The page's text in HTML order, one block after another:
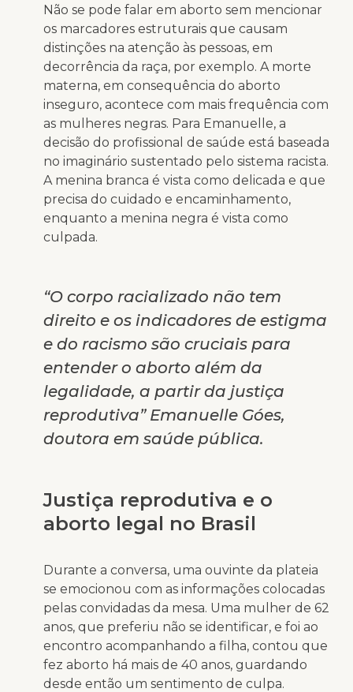
Não se pode falar em aborto sem mencionar
os marcadores estruturais que causam
distinções na atenção às pessoas, em
decorrência da raça, por exemplo. A morte
materna, em consequência do aborto
inseguro, acontece com mais frequência com
as mulheres negras. Para Emanuelle, a
decisão do profissional de saúde está baseada
no imaginário sustentado pelo sistema racista.
A menina branca é vista como delicada e que
precisa do cuidado e encaminhamento,
enquanto a menina negra é vista como
culpada.
“O corpo racializado não tem
direito e os indicadores de estigma
e do racismo são cruciais para
entender o aborto além da
legalidade, a partir da justiça
reprodutiva” Emanuelle Góes,
doutora em saúde pública.
Justiça reprodutiva e o
aborto legal no Brasil
Durante a conversa, uma ouvinte da plateia
se emocionou com as informações colocadas
pelas convidadas da mesa. Uma mulher de 62
anos, que preferiu não se identificar, e foi ao
encontro acompanhando a filha, contou que
fez aborto há mais de 40 anos, guardando
desde então um sentimento de culpa.